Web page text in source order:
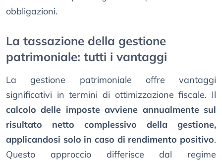
obbligazioni.
La tassazione della gestione
patrimoniale: tutti i vantaggi
La gestione patrimoniale offre vantaggi
significativi in termini di ottimizzazione fiscale. Il
calcolo delle imposte avviene annualmente sul
risultato netto complessivo della gestione,
applicandosi solo in caso di rendimento positivo.
Questo approccio differisce dal regime